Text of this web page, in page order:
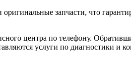
запчасти, что
центра по телефону.
услуги по диагностики и